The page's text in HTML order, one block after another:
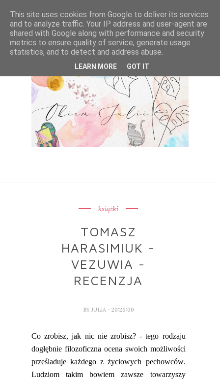
książki
TOMASZ
HARASIMIUK -
VEZUWIA -
RECENZJA
BY JULIA - 20:26:00
Co zrobisz, jak nic nie zrobisz? - tego rodzaju
dogłębnie filozoficzna ocena swoich możliwości
prześladuje każdego z życiowych pechowców.
Ludziom takim bowiem zawsze towarzyszy
This site uses cookies from Google to deliver its services
and to analyze traffic. Your IP address and user-agent are
shared with Google along with performance and security
metrics to ensure quality of service, generate usage
statistics, and to detect and address abuse.
LEARN MORE GOT IT